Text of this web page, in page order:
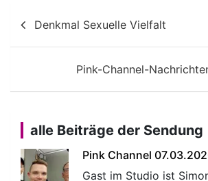
Beitragsnavigation
Denkmal Sexuelle Vielfalt
Pink-Channel-
alle Beiträge der Sendung
Pink Channel
Gast im Studio ist